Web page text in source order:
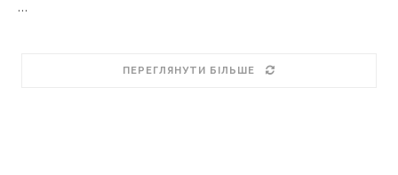
…
ПЕРЕГЛЯНУТИ БІЛЬШЕ